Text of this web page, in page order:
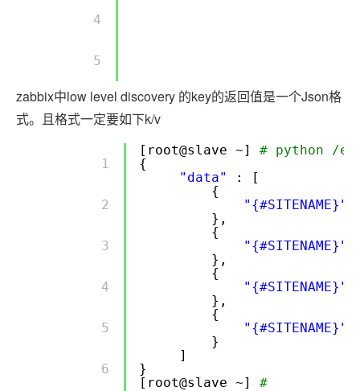
        4
        5
zabbix中low level discovery 的key的返回值是一个Json格
式。且格式一定要如下k/v
        1
        2
        3
        4
        5
        6
[root@slave ~]
# python /
{
"data"
: [
{
"{#SITENAME}"
},
{
"{#SITENAME}"
},
{
"{#SITENAME}"
},
{
"{#SITENAME}"
}
]
}
[root@slave ~]
#